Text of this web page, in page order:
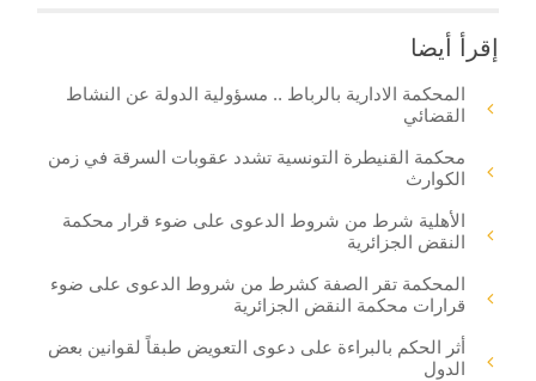
إقرأ أيضا
المحكمة الادارية بالرباط .. مسؤولية الدولة عن النشاط
القضائي
محكمة القنيطرة التونسية تشدد عقوبات السرقة في زمن
الكوارث
الأهلية شرط من شروط الدعوى على ضوء قرار محكمة
النقض الجزائرية
المحكمة تقر الصفة كشرط من شروط الدعوى على ضوء
قرارات محكمة النقض الجزائرية
أثر الحكم بالبراءة على دعوى التعويض طبقاً لقوانين بعض
الدول